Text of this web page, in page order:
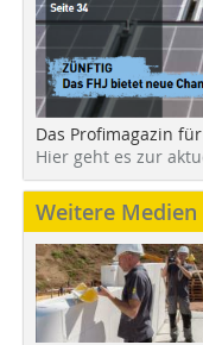
Das Profimagazin
Hier geht es zur
Weitere Medien